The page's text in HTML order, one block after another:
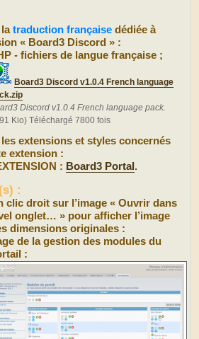
latraduction française dédiée à
« Board3 Discord » :
- fichiers de langue française ;
Board3 Discord v1.0.4 French language
Discord v1.0.4 French language pack.
Kio) Téléchargé 7800 fois
extensions et styles concernés
extension :
: Board3 Portal .
:
clic droit sur l’image « Ouvrir dans
onglet… » pour afficher l’image
dimensions originales :
de la gestion des modules du
: